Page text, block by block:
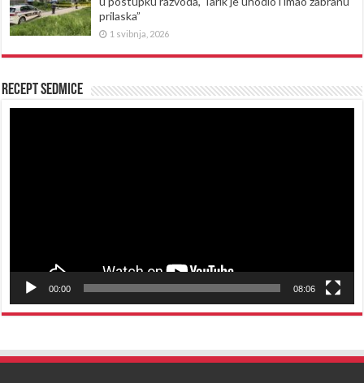
prilaska”
1 svibnja, 2026
Recept sedmice
00:00 08:06